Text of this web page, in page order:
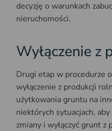
decyzję o warunkach
nieruchomości.
Wyłączenie z
Drugi etap w procedurze
wyłączenie z produkcji
użytkowania gruntu na
niektórych sytuacjach,
zmiany i wyłączyć grunt